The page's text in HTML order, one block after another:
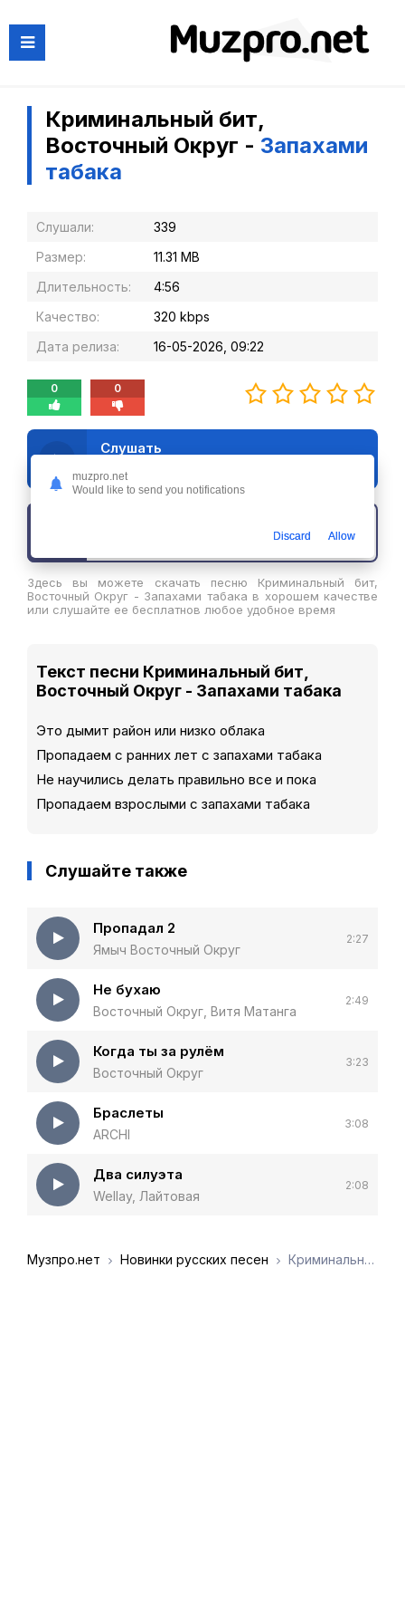
Криминальный бит,
Восточный Округ - Запахами
табака
Слушали:
339
Размер:
11.31 MB
Длительность:
4:56
Качество:
320 kbps
Дата релиза:
16-05-2026, 09:22
0 0
Слушать
Здесь вы можете скачать песню Криминальный бит,
Восточный Округ - Запахами табака в хорошем качестве
или слушайте ее бесплатнов любое удобное время
Текст песни Криминальный бит,
Восточный Округ - Запахами табака
Это дымит район или низко облака
Пропадаем с ранних лет с запахами табака
Не научились делать правильно все и пока
Пропадаем взрослыми с запахами табака
Слушайте также
Пропадал 2
Ямыч Восточный Округ
2:27
Не бухаю
Восточный Округ, Витя Матанга
2:49
Когда ты за рулём
Восточный Округ
3:23
Браслеты
ARCHI
3:08
Два силуэта
Wellay, Лайтовая
2:08
Музпро.нет Новинки русских песен Криминальный бит, Восточный Округ - Запахами табака
muzpro.net
Would like to send you notifications
Discard Allow